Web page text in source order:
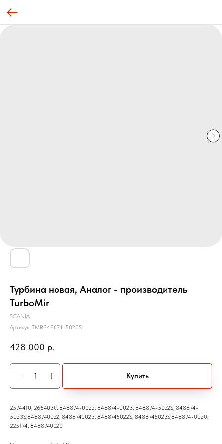
Турбина новая, Аналог - производитель
TurboMir
SCANIA
Артикул: TMR848874-5020S
428 000 р.
Купить
2574410, 2654030, 848874-0022, 848874-0023, 848874-5022S, 848874-
5023S,8488740022, 8488740023, 8488745022S, 8488745023S,848874-0020,
225174, 8488740020